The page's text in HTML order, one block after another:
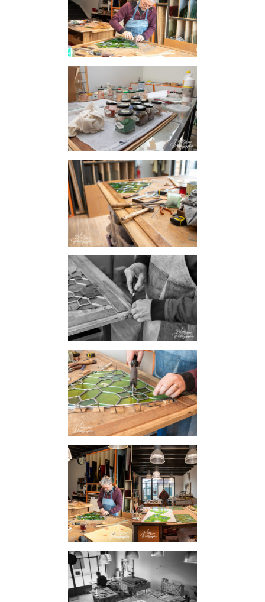
INFORMATIONS SUR LES PHOTOS
D’ACCOUCHEMENT
INFORMATIONS SUR LES PHOTOS NOUVEAU
NE / ENFANT
INFORMATIONS SUR LES PHOTOS DE FAMILLE
CARTE CADEAU
COURS DE PHOTOGRAPHIE
QUI SUIS-JE ?